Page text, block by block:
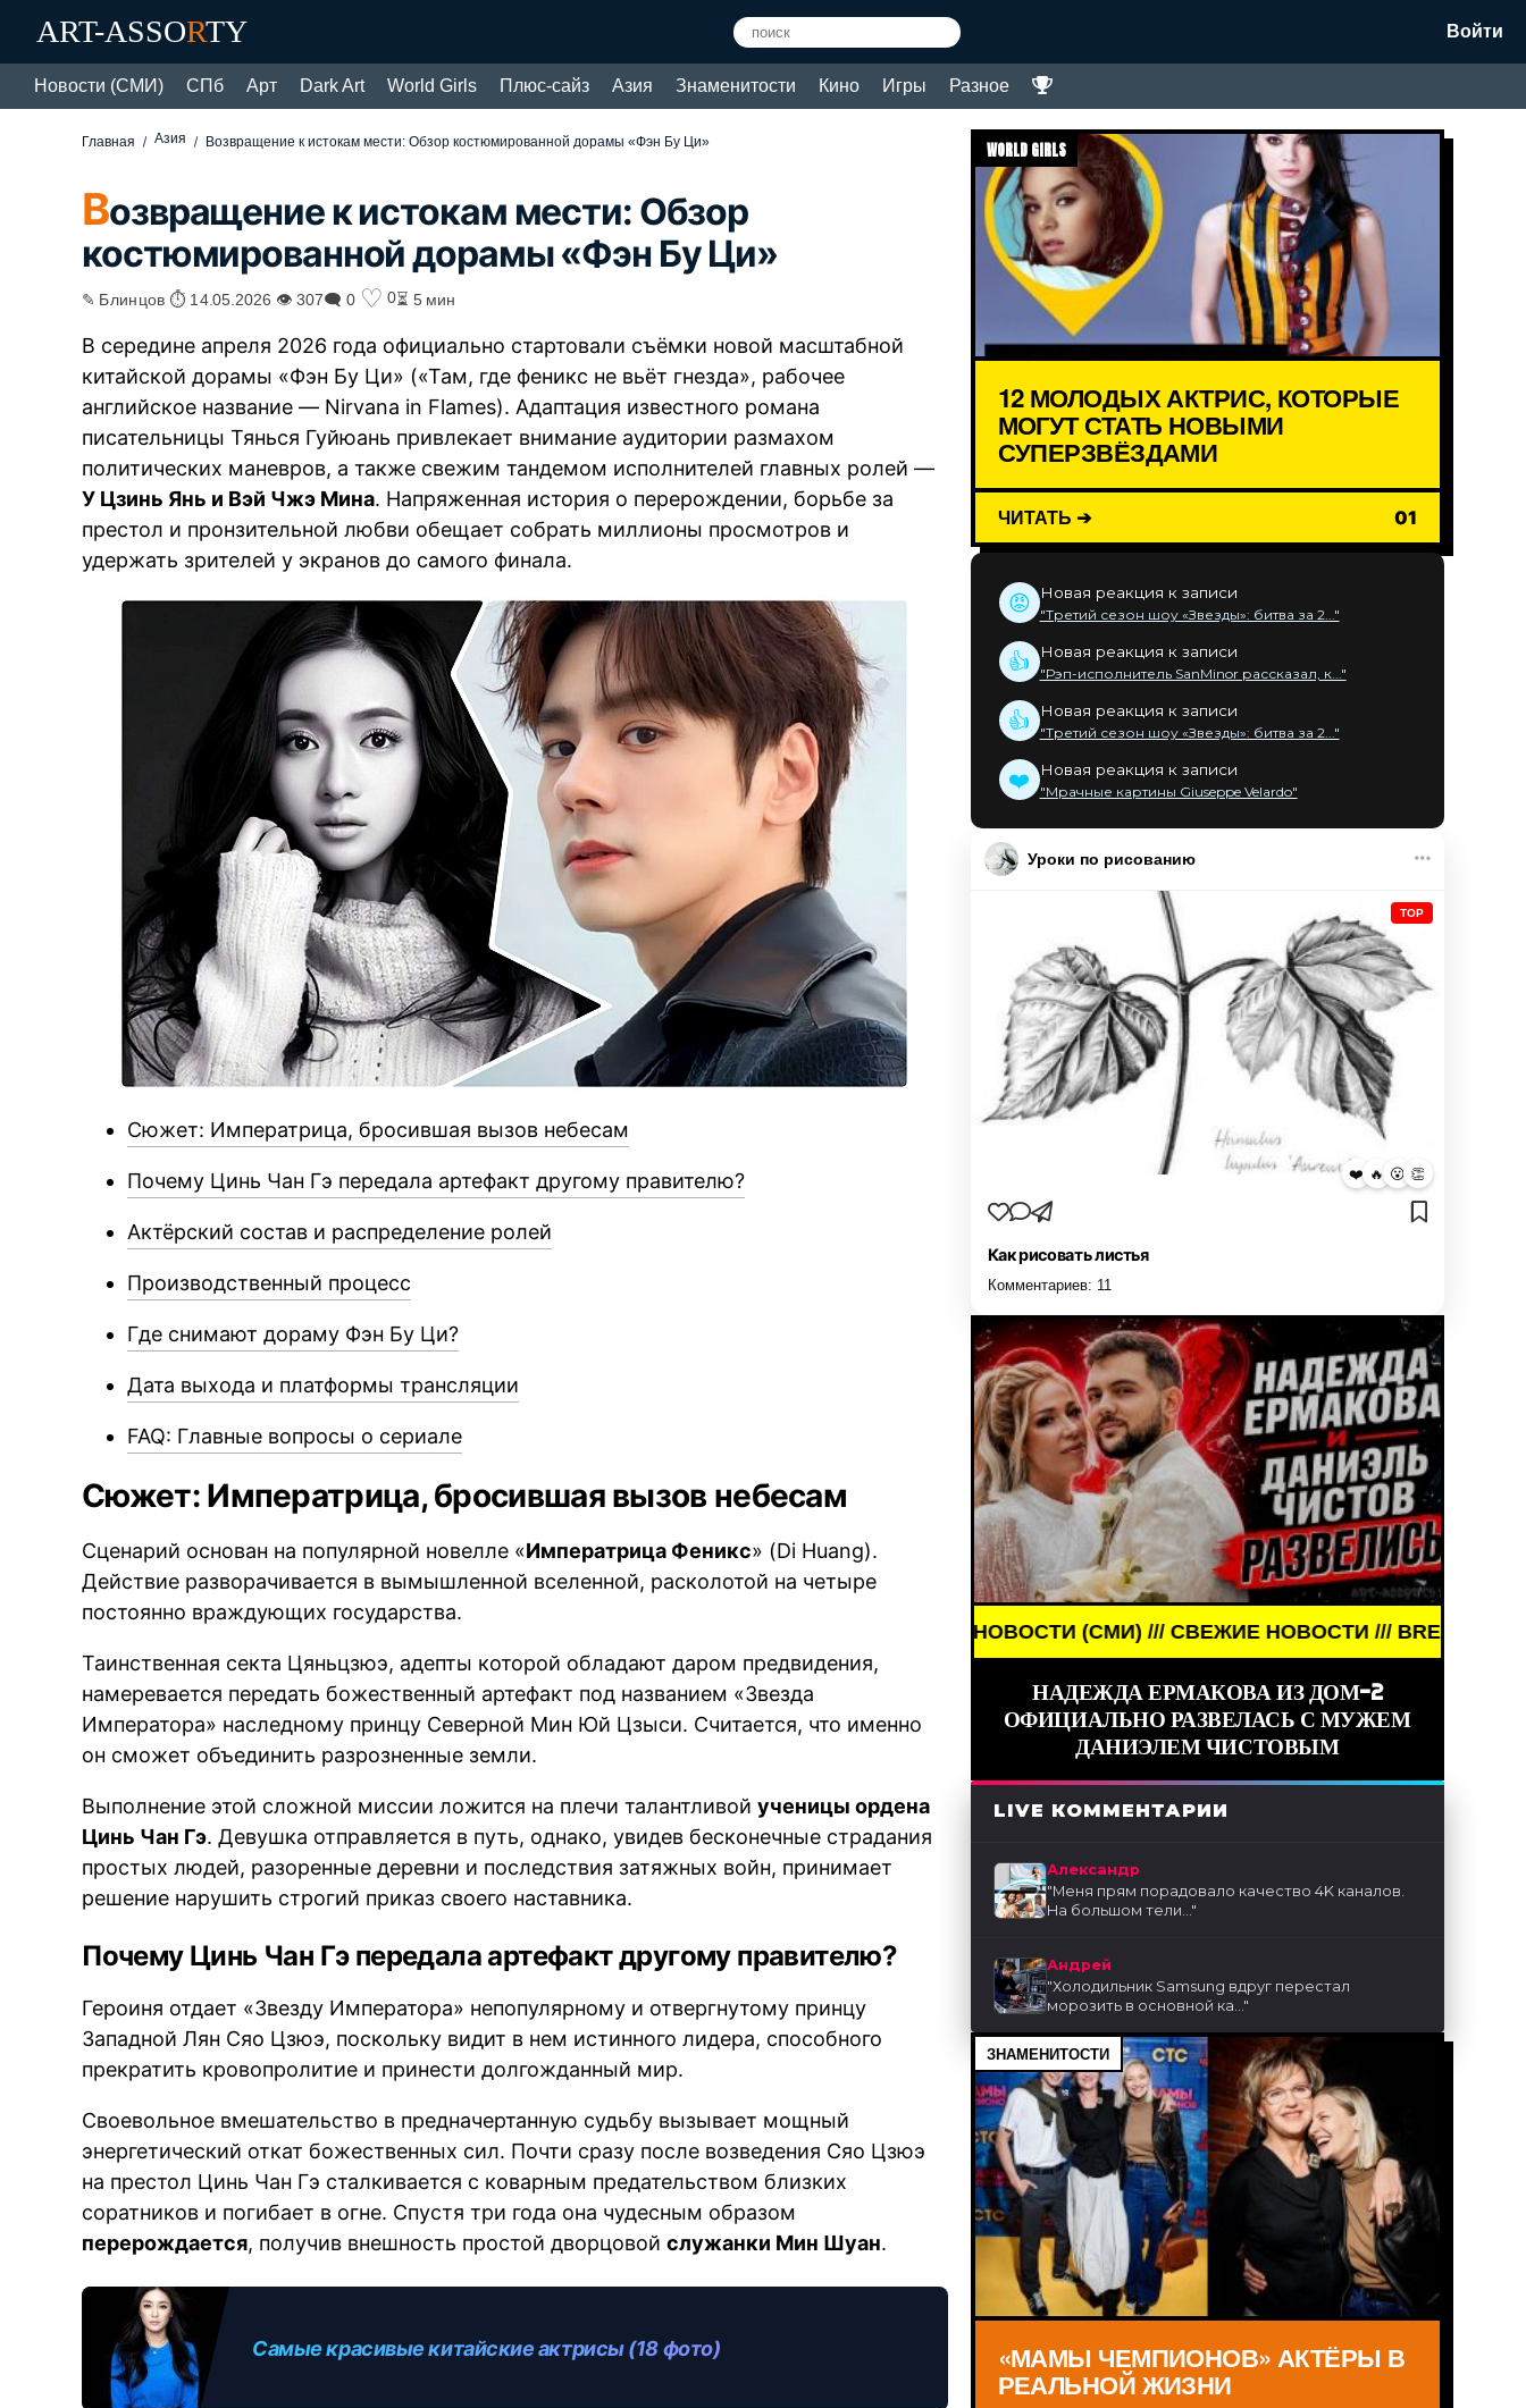
ART-ASSORTY Войти
Новости (СМИ) СПб Арт Dark Art World Girls Плюс-сайз Азия Знаменитости Кино Игры Разное
Главная Азия Возвращение к истокам мести: Обзор костюмированной дорамы «Фэн Бу Ци»
Возвращение к истокам мести: Обзор
костюмированной дорамы «Фэн Бу Ци»
✎ Блинцов ⏱ 14.05.2026 👁 307🗨 0 ♡ 0⏳ 5 мин
В середине апреля 2026 года официально стартовали съёмки новой масштабной
китайской дорамы «Фэн Бу Ци» («Там, где феникс не вьёт гнезда», рабочее
английское название — Nirvana in Flames). Адаптация известного романа
писательницы Тянься Гуйюань привлекает внимание аудитории размахом
политических маневров, а также свежим тандемом исполнителей главных ролей —
У Цзинь Янь и Вэй Чжэ Мина. Напряженная история о перерождении, борьбе за
престол и пронзительной любви обещает собрать миллионы просмотров и
удержать зрителей у экранов до самого финала.
Сюжет: Императрица, бросившая вызов небесам
Почему Цинь Чан Гэ передала артефакт другому правителю?
Актёрский состав и распределение ролей
Производственный процесс
Где снимают дораму Фэн Бу Ци?
Дата выхода и платформы трансляции
FAQ: Главные вопросы о сериале
Сюжет: Императрица, бросившая вызов небесам
Сценарий основан на популярной новелле «Императрица Феникс» (Di Huang).
Действие разворачивается в вымышленной вселенной, расколотой на четыре
постоянно враждующих государства.
Таинственная секта Цяньцзюэ, адепты которой обладают даром предвидения,
намеревается передать божественный артефакт под названием «Звезда
Императора» наследному принцу Северной Мин Юй Цзыси. Считается, что именно
он сможет объединить разрозненные земли.
Выполнение этой сложной миссии ложится на плечи талантливойученицы ордена
Цинь Чан Гэ. Девушка отправляется в путь, однако, увидев бесконечные страдания
простых людей, разоренные деревни и последствия затяжных войн, принимает
решение нарушить строгий приказ своего наставника.
Почему Цинь Чан Гэ передала артефакт другому правителю?
Героиня отдает «Звезду Императора» непопулярному и отвергнутому принцу
Западной Лян Сяо Цзюэ, поскольку видит в нем истинного лидера, способного
прекратить кровопролитие и принести долгожданный мир.
Своевольное вмешательство в предначертанную судьбу вызывает мощный
энергетический откат божественных сил. Почти сразу после возведения Сяо Цзюэ
на престол Цинь Чан Гэ сталкивается с коварным предательством близких
соратников и погибает в огне. Спустя три года она чудесным образом
перерождается, получив внешность простой дворцовойслужанки Мин Шуан.
Самые красивые китайские актрисы (18 фото)
WORLD GIRLS
12 МОЛОДЫХ АКТРИС, КОТОРЫЕ
МОГУТ СТАТЬ НОВЫМИ
СУПЕРЗВЁЗДАМИ
ЧИТАТЬ ➔ 01
😡 Новая реакция к записи
"Третий сезон шоу «Звезды»: битва за 2..."
👍 Новая реакция к записи
"Рэп-исполнитель SanMinor рассказал, к..."
👍 Новая реакция к записи
"Третий сезон шоу «Звезды»: битва за 2..."
❤️ Новая реакция к записи
"Мрачные картины Giuseppe Velardo"
Уроки по рисованию
TOP
❤️ 🔥 😮 👏
Как рисовать листья
Комментариев: 11
BREAKING NEWS /// НОВОСТИ (СМИ) /// СВЕЖИЕ НОВОСТИ /// BREAKING NEWS ///
НАДЕЖДА ЕРМАКОВА ИЗ ДОМ-2
ОФИЦИАЛЬНО РАЗВЕЛАСЬ С МУЖЕМ
ДАНИЭЛЕМ ЧИСТОВЫМ
LIVE КОММЕНТАРИИ
Александр
"Меня прям порадовало качество 4K каналов.
На большом тели..."
Андрей
"Холодильник Samsung вдруг перестал
морозить в основной ка..."
ЗНАМЕНИТОСТИ
«МАМЫ ЧЕМПИОНОВ» АКТЁРЫ В
РЕАЛЬНОЙ ЖИЗНИ